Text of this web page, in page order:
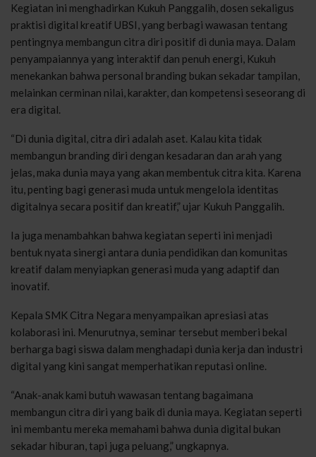
Kegiatan ini menghadirkan Kukuh Panggalih, dosen sekaligus
praktisi digital kreatif UBSI, yang berbagi wawasan tentang
pentingnya membangun citra diri positif di dunia maya. Dalam
penyampaiannya yang interaktif dan penuh energi, Kukuh
menekankan bahwa personal branding bukan sekadar tampilan,
melainkan cerminan nilai, karakter, dan kompetensi seseorang di
era digital.
“Di dunia digital, citra diri adalah aset. Kalau kita tidak
membangun branding diri dengan kesadaran dan arah yang
jelas, maka dunia maya yang akan membentuk citra kita. Karena
itu, penting bagi generasi muda untuk mengelola identitas
digitalnya secara positif dan kreatif,” ujar Kukuh Panggalih.
Ia juga menambahkan bahwa kegiatan seperti ini menjadi
bentuk nyata sinergi antara dunia pendidikan dan komunitas
kreatif dalam menyiapkan generasi muda yang adaptif dan
inovatif.
Kepala SMK Citra Negara menyampaikan apresiasi atas
kolaborasi ini. Menurutnya, seminar tersebut memberi bekal
berharga bagi siswa dalam menghadapi dunia kerja dan industri
digital yang kini sangat memperhatikan reputasi online.
“Anak-anak kami butuh wawasan tentang bagaimana
membangun citra diri yang baik di dunia maya. Kegiatan seperti
ini membantu mereka memahami bahwa dunia digital bukan
sekadar hiburan, tapi juga peluang,” ungkapnya.